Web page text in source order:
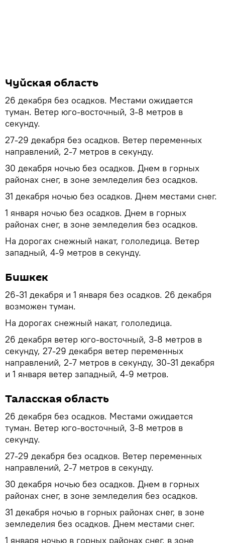
Чуйская область
26 декабря без осадков. Местами ожидается
туман. Ветер юго-восточный, 3-8 метров в
секунду.
27-29 декабря без осадков. Ветер переменных
направлений, 2-7 метров в секунду.
30 декабря ночью без осадков. Днем в горных
районах снег, в зоне земледелия без осадков.
31 декабря ночью без осадков. Днем местами снег.
1 января ночью без осадков. Днем в горных
районах снег, в зоне земледелия без осадков.
На дорогах снежный накат, гололедица. Ветер
западный, 4-9 метров в секунду.
Бишкек
26-31 декабря и 1 января без осадков. 26 декабря
возможен туман.
На дорогах снежный накат, гололедица.
26 декабря ветер юго-восточный, 3-8 метров в
секунду, 27-29 декабря ветер переменных
направлений, 2-7 метров в секунду, 30-31 декабря
и 1 января ветер западный, 4-9 метров.
Таласская область
26 декабря без осадков. Местами ожидается
туман. Ветер юго-восточный, 3-8 метров в
секунду.
27-29 декабря без осадков. Ветер переменных
направлений, 2-7 метров в секунду.
30 декабря ночью без осадков. Днем в горных
районах снег, в зоне земледелия без осадков.
31 декабря ночью в горных районах снег, в зоне
земледелия без осадков. Днем местами снег.
1 января ночью в горных районах снег, в зоне